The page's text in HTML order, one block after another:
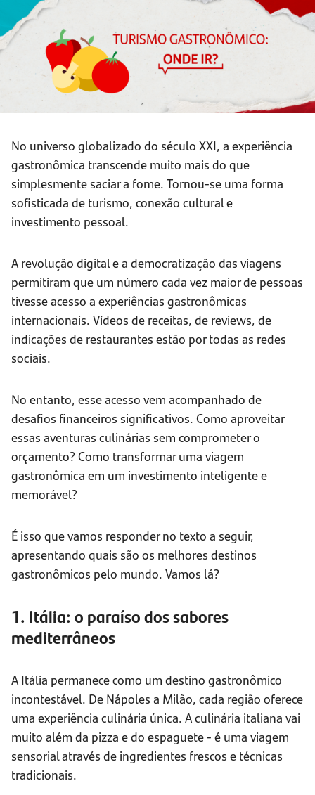
No universo globalizado do século XXI, a experiência
gastronômica transcende muito mais do que
simplesmente saciar a fome. Tornou-se uma forma
sofisticada de turismo, conexão cultural e
investimento pessoal.
A revolução digital e a democratização das viagens
permitiram que um número cada vez maior de pessoas
tivesse acesso a experiências gastronômicas
internacionais. Vídeos de receitas, de reviews, de
indicações de restaurantes estão por todas as redes
sociais.
No entanto, esse acesso vem acompanhado de
desafios financeiros significativos. Como aproveitar
essas aventuras culinárias sem comprometer o
orçamento? Como transformar uma viagem
gastronômica em um investimento inteligente e
memorável?
É isso que vamos responder no texto a seguir,
apresentando quais são os melhores destinos
gastronômicos pelo mundo. Vamos lá?
1. Itália: o paraíso dos sabores
mediterrâneos
A Itália permanece como um destino gastronômico
incontestável. De Nápoles a Milão, cada região oferece
uma experiência culinária única. A culinária italiana vai
muito além da pizza e do espaguete - é uma viagem
sensorial através de ingredientes frescos e técnicas
tradicionais.